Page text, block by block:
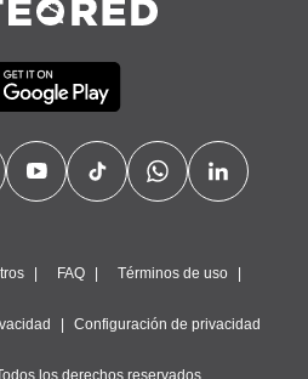
FAQ Términos de uso
Configuración de privacidad
los derechos reservados